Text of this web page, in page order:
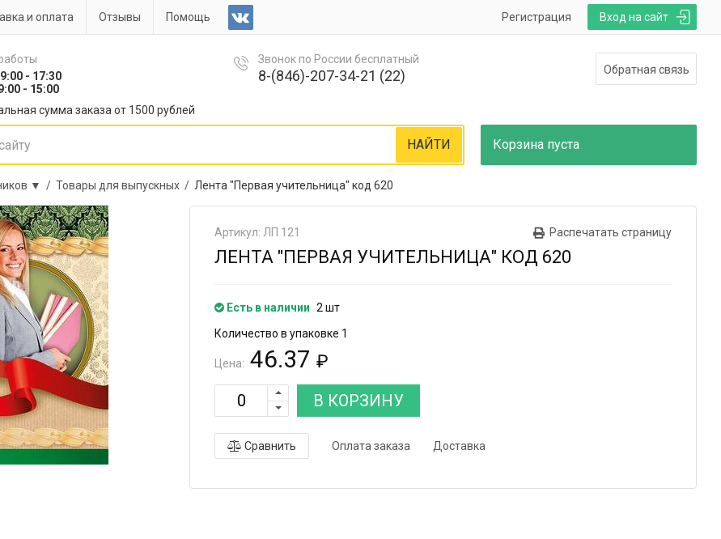
Вход на сайт
Регистрация
и оплата Отзывы Помощь
- 17:30
- 15:00
сумма заказа от 1500 рублей
Звонок по России бесплатный
8-(846)-207-34-21 (22) Обратная связь
Корзина пуста
НАЙТИ
▼ / Товары для выпускных / Лента "Первая учительница" код 620
Распечатать страницу
Артикул: ЛП 121
ЛЕНТА "ПЕРВАЯ УЧИТЕЛЬНИЦА" КОД 620
Есть в наличии 2 шт
Количество в упаковке 1
Цена: 46.37 ₽
В КОРЗИНУ
Сравнить Оплата заказа Доставка